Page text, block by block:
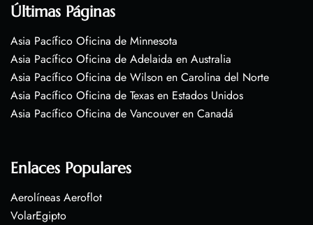
Últimas Páginas
Asia Pacífico Oficina de Minnesota
Asia Pacífico Oficina de Adelaida en Australia
Asia Pacífico Oficina de Wilson en Carolina del Norte
Asia Pacífico Oficina de Texas en Estados Unidos
Asia Pacífico Oficina de Vancouver en Canadá
Enlaces Populares
Aerolíneas Aeroflot
VolarEgipto